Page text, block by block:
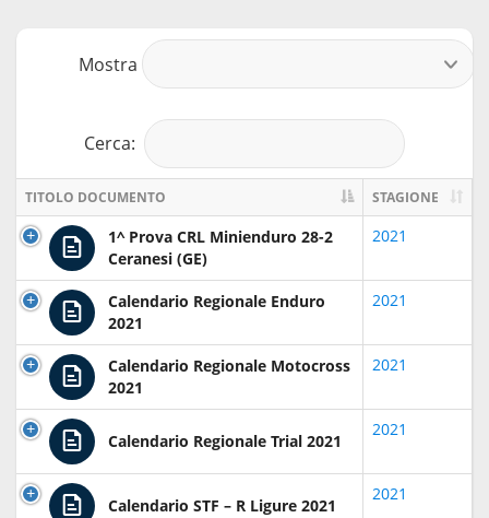
Mostra
Cerca:
TITOLO DOCUMENTO STAGIONE
1^ Prova CRL Minienduro 28-2
Ceranesi (GE)
2021
Calendario Regionale Enduro
2021
2021
Calendario Regionale Motocross
2021
2021
Calendario Regionale Trial 2021
2021
Calendario STF – R Ligure 2021
2021